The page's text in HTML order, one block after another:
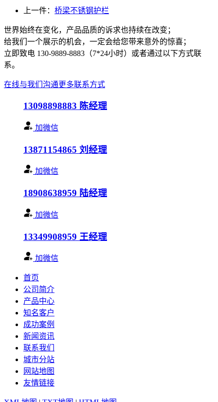
上一件： 桥梁不锈钢护栏
世界始终在变化，产品品质的诉求也持续在改变；
给我们一个展示的机会，一定会给您带来意外的惊喜；
立即致电 130-9889-8883（7*24小时）或者通过以下方式联
系。
在线与我们沟通更多联系方式
13098898883 陈经理
加微信
13871154865 刘经理
加微信
18908638959 陆经理
加微信
13349908959 王经理
加微信
首页
公司简介
产品中心
知名客户
成功案例
新闻资讯
联系我们
城市分站
网站地图
友情链接